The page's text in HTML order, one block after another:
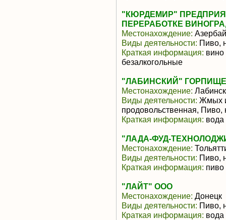
"КЮРДЕМИР"
ПЕРЕРАБОТКЕ
Местонахождение:
Виды деятельности: Пиво,
Краткая информация: вино
безалкогольные
"ЛАБИНСКИЙ"
Местонахождение: Лабинск
Виды деятельности: Жмых
продовольственная, Пиво,
Краткая информация:
"ЛАДА-ФУД-
Местонахождение:
Виды деятельности: Пиво,
Краткая информация: пиво
"ЛАЙТ" ООО
Местонахождение: Донецк
Виды деятельности: Пиво,
Краткая информация: вода